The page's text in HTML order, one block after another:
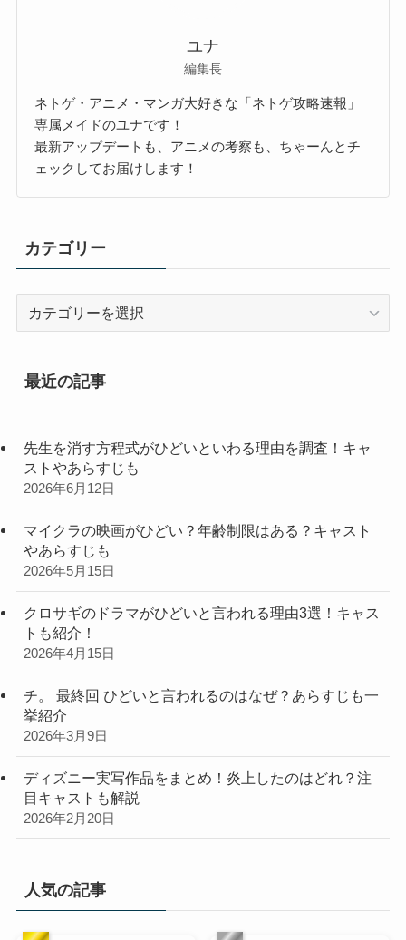
ユナ
編集長
ネトゲ・アニメ・マンガ大好きな「ネトゲ攻略速報」
専属メイドのユナです！
最新アップデートも、アニメの考察も、ちゃーんとチ
ェックしてお届けします！
カテゴリー
リ
最近の記事
先生を消す方程式がひどいといわる理由を調査！キャ
ストやあらすじも
2026年6月12日
マイクラの映画がひどい？年齢制限はある？キャスト
やあらすじも
2026年5月15日
クロサギのドラマがひどいと言われる理由3選！キャス
トも紹介！
2026年4月15日
チ。 最終回 ひどいと言われるのはなぜ？あらすじも一
挙紹介
2026年3月9日
ディズニー実写作品をまとめ！炎上したのはどれ？注
目キャストも解説
2026年2月20日
人気の記事